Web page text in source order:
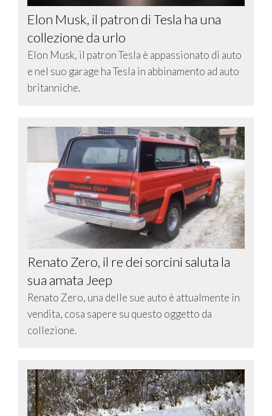
Elon Musk, il patron di Tesla ha una
collezione da urlo
Elon Musk, il patron Tesla è appassionato di auto
e nel suo garage ha Tesla in abbinamento ad auto
britanniche.
Renato Zero, il re dei sorcini saluta la
sua amata Jeep
Renato Zero, una delle sue auto è attualmente in
vendita, cosa sapere su questo oggetto da
collezione.